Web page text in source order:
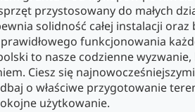
przystosowany do małych
solidność całej instalacji
funkcjonowania
to nasze codzienne
Ciesz się
o właściwe przygotowanie
użytkowanie.